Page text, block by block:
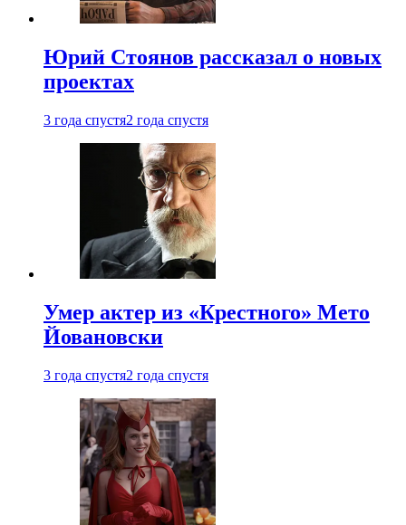
Юрий Стоянов рассказал о новых
проектах
3 года спустя2 года спустя
Умер актер из «Крестного» Мето
Йовановски
3 года спустя2 года спустя